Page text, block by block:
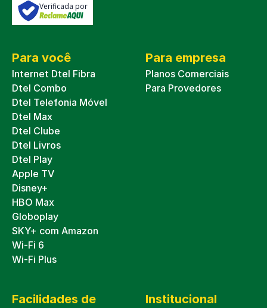
Verificada por
Para você
Internet Dtel Fibra
Dtel Combo
Dtel Telefonia Móvel
Dtel Max
Dtel Clube
Dtel Livros
Dtel Play
Apple TV
Disney+
HBO Max
Globoplay
SKY+ com Amazon
Wi-Fi 6
Wi-Fi Plus
Para empresa
Planos Comerciais
Para Provedores
Facilidades de
Institucional